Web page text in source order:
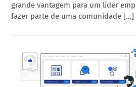
grande vantagem para um líder
fazer parte de uma comunidade […]